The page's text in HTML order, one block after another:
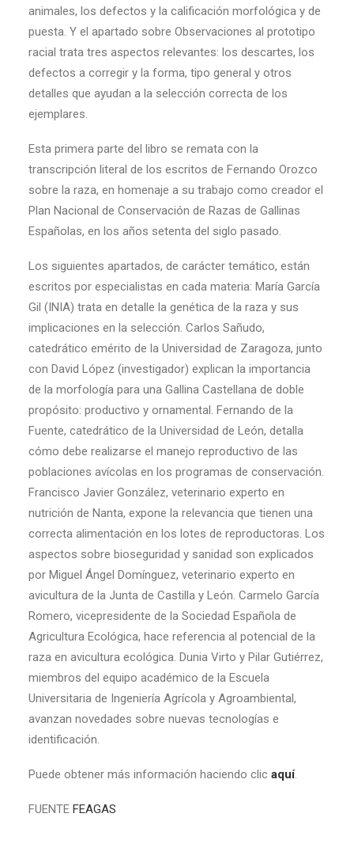
animales, los defectos y la calificación morfológica y de
puesta. Y el apartado sobre Observaciones al prototipo
racial trata tres aspectos relevantes: los descartes, los
defectos a corregir y la forma, tipo general y otros
detalles que ayudan a la selección correcta de los
ejemplares.
Esta primera parte del libro se remata con la
transcripción literal de los escritos de Fernando Orozco
sobre la raza, en homenaje a su trabajo como creador el
Plan Nacional de Conservación de Razas de Gallinas
Españolas, en los años setenta del siglo pasado.
Los siguientes apartados, de carácter temático, están
escritos por especialistas en cada materia: María García
Gil (INIA) trata en detalle la genética de la raza y sus
implicaciones en la selección. Carlos Sañudo,
catedrático emérito de la Universidad de Zaragoza, junto
con David López (investigador) explican la importancia
de la morfología para una Gallina Castellana de doble
propósito: productivo y ornamental. Fernando de la
Fuente, catedrático de la Universidad de León, detalla
cómo debe realizarse el manejo reproductivo de las
poblaciones avícolas en los programas de conservación.
Francisco Javier González, veterinario experto en
nutrición de Nanta, expone la relevancia que tienen una
correcta alimentación en los lotes de reproductoras. Los
aspectos sobre bioseguridad y sanidad son explicados
por Miguel Ángel Domínguez, veterinario experto en
avicultura de la Junta de Castilla y León. Carmelo García
Romero, vicepresidente de la Sociedad Española de
Agricultura Ecológica, hace referencia al potencial de la
raza en avicultura ecológica. Dunia Virto y Pilar Gutiérrez,
miembros del equipo académico de la Escuela
Universitaria de Ingeniería Agrícola y Agroambiental,
avanzan novedades sobre nuevas tecnologías e
identificación.
Puede obtener más información haciendo clic aquí.
FUENTE FEAGAS